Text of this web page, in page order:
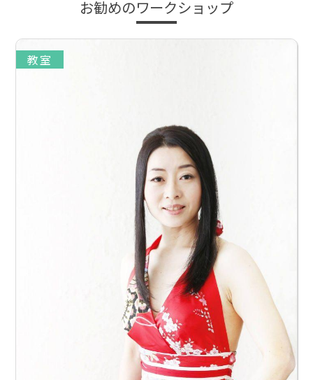
お勧めのワークショップ
教室